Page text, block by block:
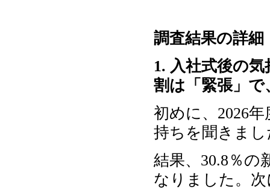
調査結果の詳細
1. 入社式後の
割は「緊張」で
初めに、2026
持ちを聞きまし
結果、30.8％の
なりました。次